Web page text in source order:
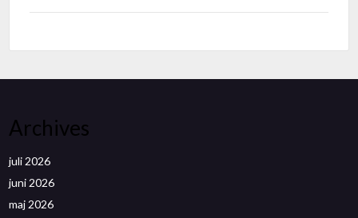
Archives
juli 2026
juni 2026
maj 2026